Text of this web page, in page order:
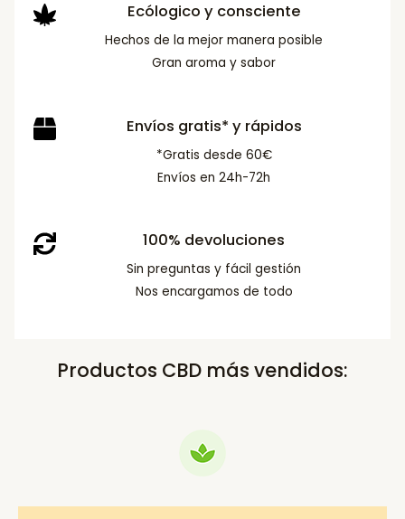
Ecólogico y consciente
Hechos de la mejor manera posible
Gran aroma y sabor
Envíos gratis* y rápidos
*Gratis desde 60€
Envíos en 24h-72h
100% devoluciones
Sin preguntas y fácil gestión
Nos encargamos de todo
Productos CBD más vendidos: